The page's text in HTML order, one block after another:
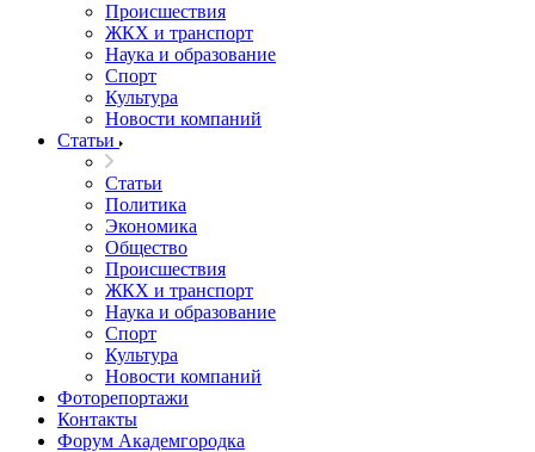
Происшествия
ЖКХ и транспорт
Наука и образование
Спорт
Культура
Новости компаний
Статьи
Статьи
Политика
Экономика
Общество
Происшествия
ЖКХ и транспорт
Наука и образование
Спорт
Культура
Новости компаний
Фоторепортажи
Контакты
Форум Академгородка